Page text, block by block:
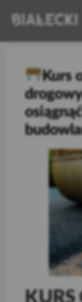
Kurs
KURS